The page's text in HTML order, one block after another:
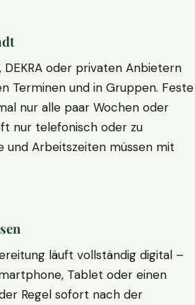
DEKRA oder privaten Anbietern
Terminen und in Gruppen. Feste
nur alle paar Wochen oder
nur telefonisch oder zu
und Arbeitszeiten müssen mit
läuft vollständig digital –
Tablet oder einen
Regel sofort nach der